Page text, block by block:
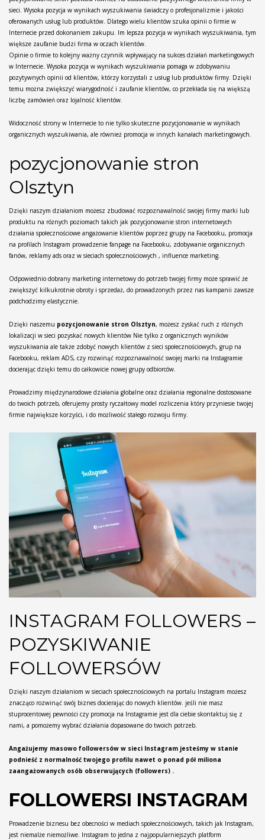
sieci. Wysoka pozycja w wynikach wyszukiwania świadczy o profesjonalizmie i jakości
oferowanych usług lub produktów. Dlatego wielu klientów szuka opinii o firmie w
Internecie przed dokonaniem zakupu. Im lepsza pozycja w wynikach wyszukiwania, tym
większe zaufanie budzi firma w oczach klientów.
Opinie o firmie to kolejny ważny czynnik wpływający na sukces działań marketingowych
w Internecie. Wysoka pozycja w wynikach wyszukiwania pomaga w zdobywaniu
pozytywnych opinii od klientów, którzy korzystali z usług lub produktów firmy. Dzięki
temu można zwiększyć wiarygodność i zaufanie klientów, co przekłada się na większą
liczbę zamówień oraz lojalność klientów.
Widoczność strony w Internecie to nie tylko skuteczne pozycjonowanie w wynikach
organicznych wyszukiwania, ale również promocja w innych kanałach marketingowych.
pozycjonowanie stron
Olsztyn
Dzięki naszym działaniom możesz zbudować rozpoznawalność swojej firmy marki lub
produktu na różnych poziomach takich jak pozycjonowanie stron internetowych
działania społecznościowe angażowanie klientów poprzez grupy na Facebooku, promocja
na profilach Instagram prowadzenie fanpage na Facebooku, zdobywanie organicznych
fanów, reklamy ads oraz w sieciach społecznościowych , influence marketing.
Odpowiednio dobrany marketing internetowy do potrzeb twojej firmy może sprawić że
zwiększyć kilkukrotnie obroty i sprzedaż, do prowadzonych przez nas kampanii zawsze
podchodzimy elastycznie.
Dzięki naszemu pozycjonowanie stron Olsztyn, możesz zyskać ruch z różnych
lokalizacji w sieci pozyskać nowych klientów Nie tylko z organicznych wyników
wyszukiwania ale także zdobyć nowych klientów z sieci społecznościowych, grup na
Facebooku, reklam ADS, czy rozwinąć rozpoznawalność swojej marki na Instagramie
docierając dzięki temu do całkowicie nowej grupy odbiorców.
Prowadzimy międzynarodowe działania globalne oraz działania regionalne dostosowane
do twoich potrzeb, oferujemy prosty ryczałtowy model rozliczenia który przyniesie twojej
firmie największe korzyści, i do możliwość stałego rozwoju firmy.
INSTAGRAM FOLLOWERS –
POZYSKIWANIE
FOLLOWERSÓW
Dzięki naszym działaniom w sieciach społecznościowych na portalu Instagram możesz
znacząco rozwinąć swój biznes docierając do nowych klientów. jeśli nie masz
stuprocentowej pewności czy promocja na Instagramie jest dla ciebie skontaktuj się z
nami, a pomożemy wybrać działania dopasowane do twoich potrzeb.
Angażujemy masowo followersów w sieci Instagram jesteśmy w stanie
podnieść z normalność twojego profilu nawet o ponad pół miliona
zaangażowanych osób obserwujących (followers) .
FOLLOWERSI INSTAGRAM
Prowadzenie biznesu bez obecności w mediach społecznościowych, takich jak Instagram,
jest niemalże niemożliwe. Instagram to jedna z najpopularniejszych platform